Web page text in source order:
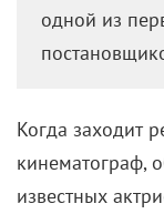
одной из
Когда заходит
кинематограф,
известных